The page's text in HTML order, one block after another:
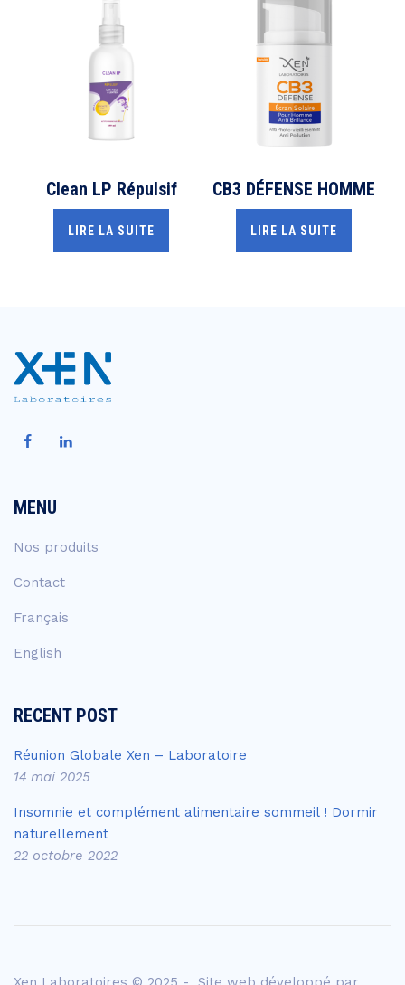
Clean LP Répulsif
LIRE LA SUITE
CB3 DÉFENSE HOMME
LIRE LA SUITE
MENU
Nos produits
Contact
Français
English
RECENT POST
Réunion Globale Xen – Laboratoire
14 mai 2025
Insomnie et complément alimentaire sommeil ! Dormir
naturellement
22 octobre 2022